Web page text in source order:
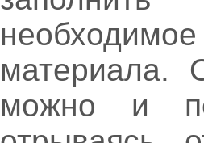
материала.
можно и